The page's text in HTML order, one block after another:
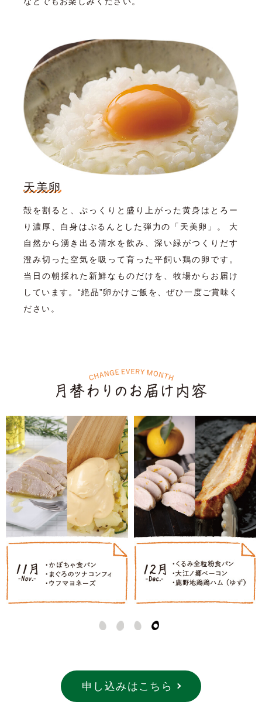
天美卵
殻を割ると、ぷっくりと盛り上がった黄身はとろー
り濃厚、白身はぷるんとした弾力の「天美卵」。 大
自然から湧き出る清水を飲み、深い緑がつくりだす
澄み切った空気を吸って育った平飼い鶏の卵です。
当日の朝採れた新鮮なものだけを、牧場からお届け
しています。“絶品”卵かけご飯を、ぜひ一度ご賞味く
ださい。
申し込みはこちら